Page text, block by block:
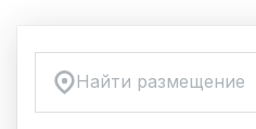
Найти размещение